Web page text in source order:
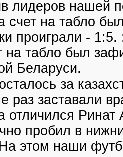
лидеров нашей
счет на табло
проиграли - 1:5.
на табло был
Беларуси.
за
раз заставали
отличился
пробил в
этом наши